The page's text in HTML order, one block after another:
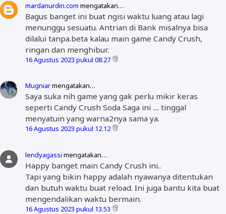
mardanurdin.com mengatakan…
Bagus banget ini buat ngisi waktu luang atau lagi
menunggu sesuatu. Antrian di Bank misalnya bisa
dilalui tanpa.beta kalau main game Candy Crush,
ringan dan menghibur.
16 Agustus 2023 pukul 08.27
Mugniarmengatakan…
Saya suka nih game yang gak perlu mikir keras
seperti Candy Crush Soda Saga ini .... tinggal
menyatuin yang warna2nya sama ya.
16 Agustus 2023 pukul 12.12
lendyagassi mengatakan…
Happy banget main Candy Crush ini..
Tapi yang bikin happy adalah nyawanya ditentukan
dan butuh waktu buat reload. Ini juga bantu kita buat
mengendalikan waktu bermain.
16 Agustus 2023 pukul 13.53